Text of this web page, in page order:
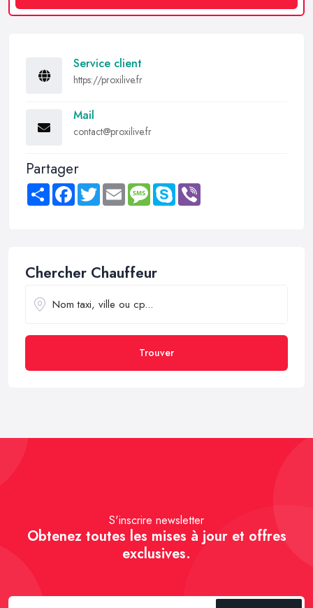
Service client
https://proxilive.fr
Mail
contact@proxilive.fr
Partager
Share FacebookTwitter Email MessageSkype
Chercher Chauffeur
Trouver
S'inscrire newsletter
Obtenez toutes les mises à jour et offres
exclusives.